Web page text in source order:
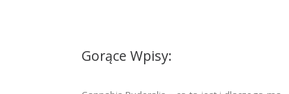
Gorące Wpisy: